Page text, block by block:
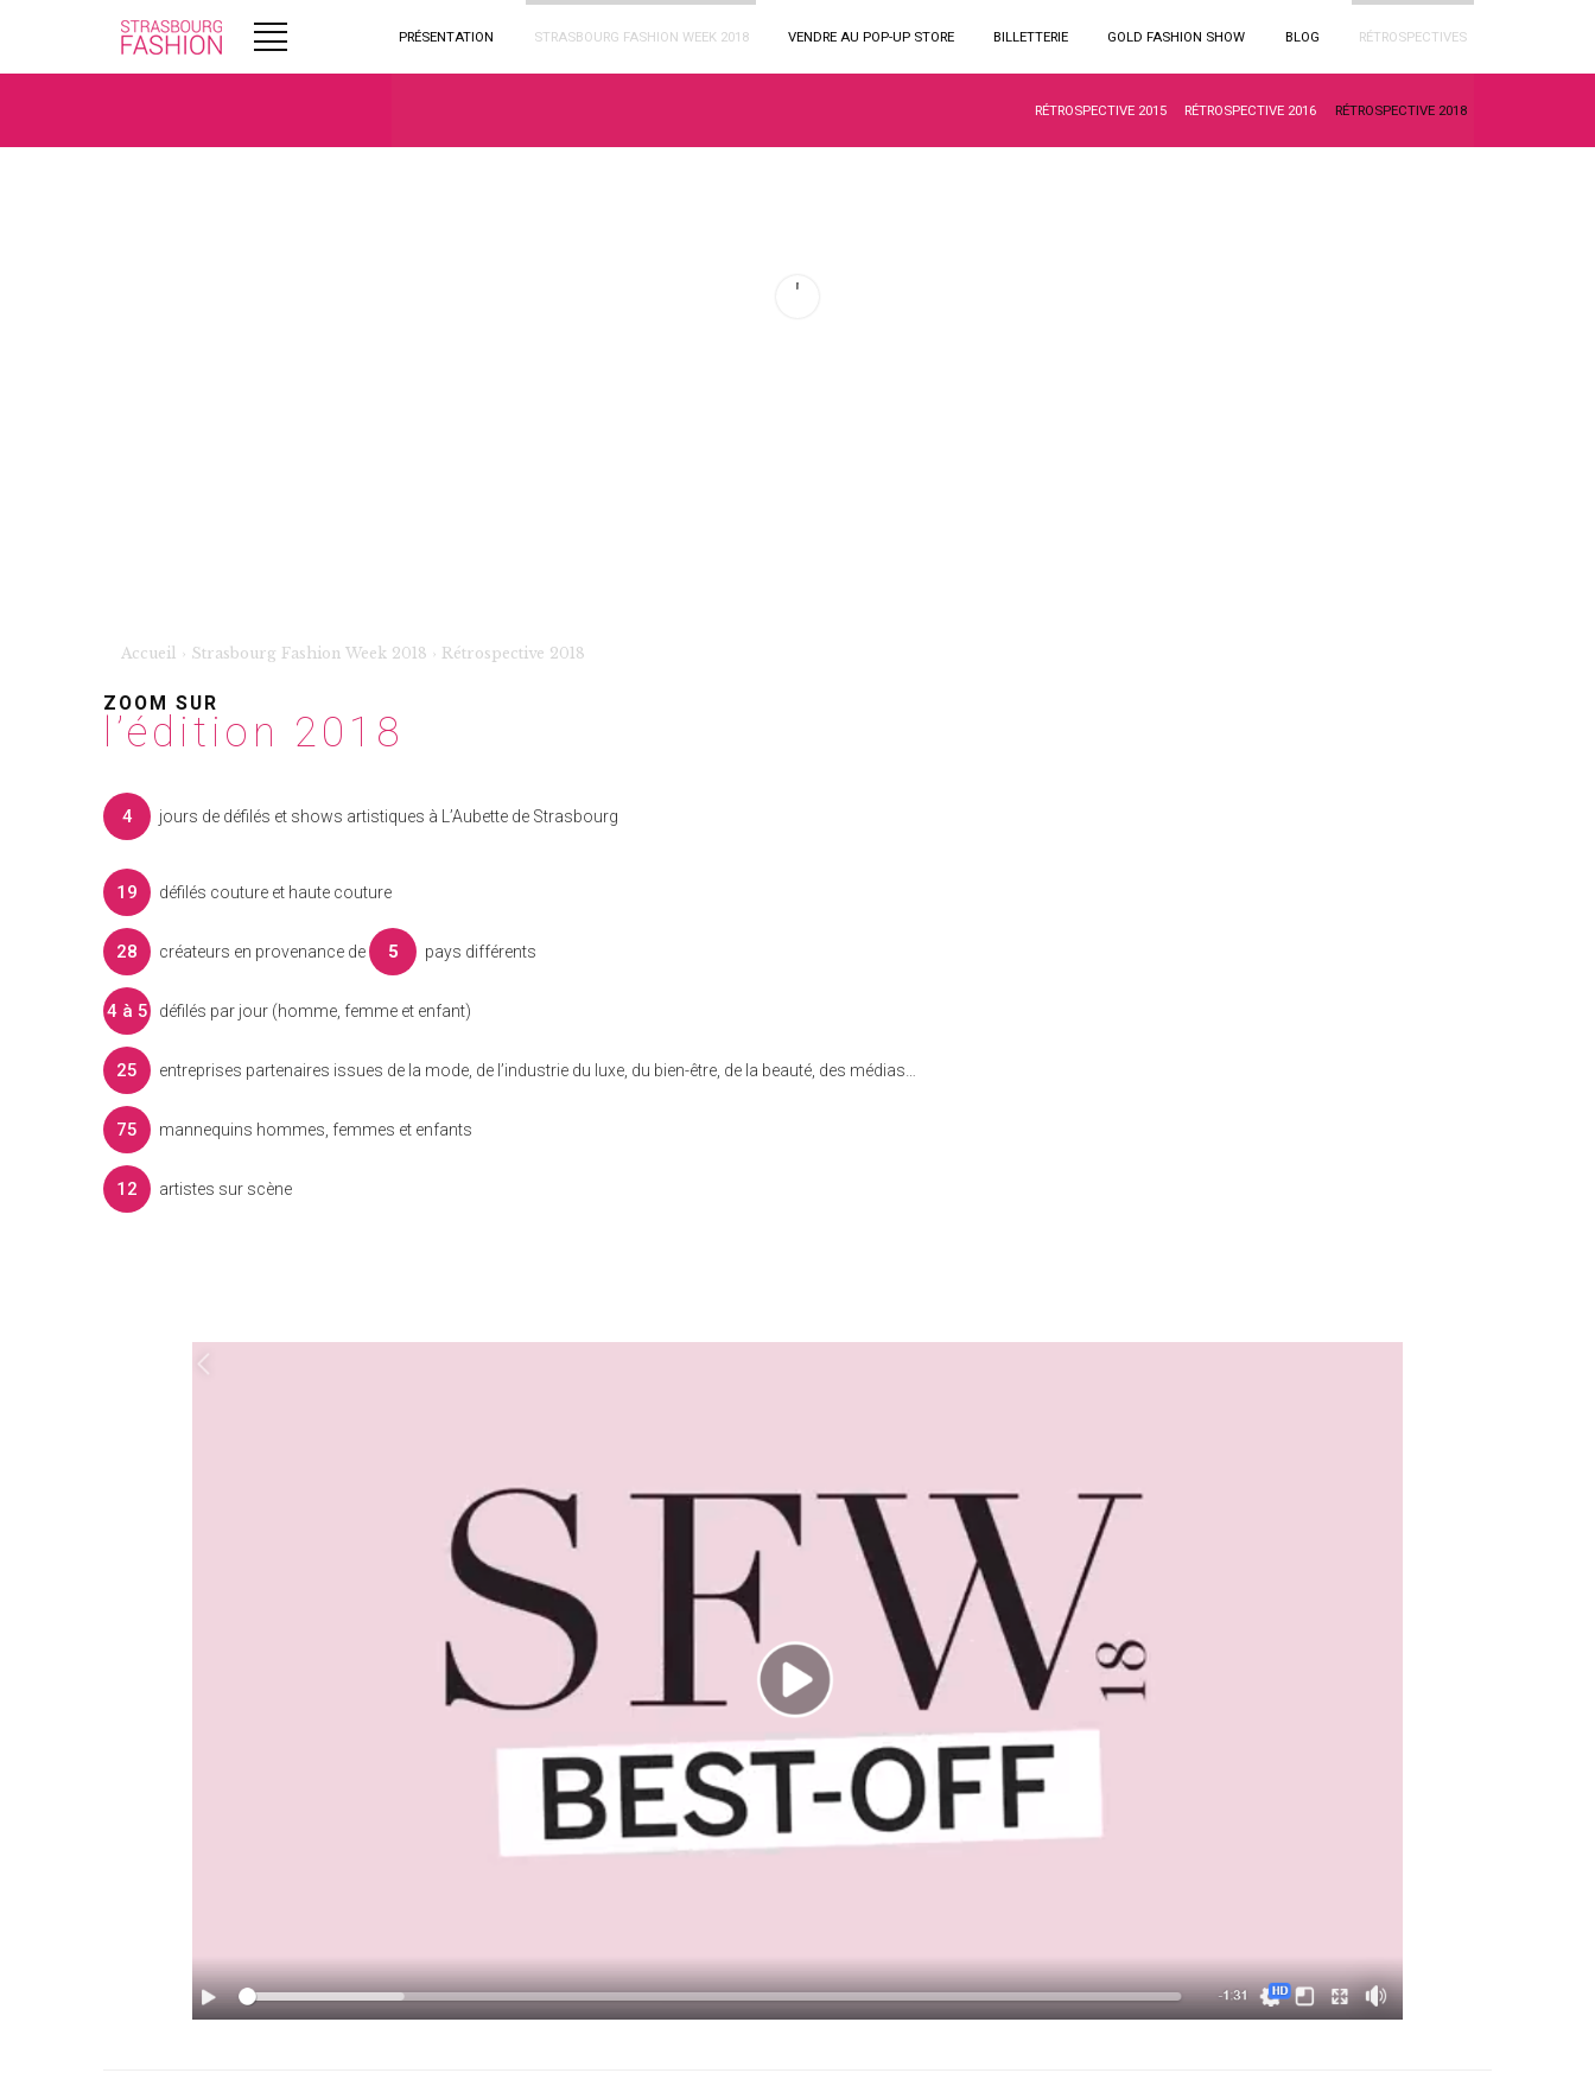
PRÉSENTATION STRASBOURG FASHION WEEK 2018 VENDRE AU POP-UP STORE BILLETTERIE GOLD FASHION SHOW BLOG RÉTROSPECTIVES
RÉTROSPECTIVE 2015 RÉTROSPECTIVE 2016 RÉTROSPECTIVE 2018
Accueil › Strasbourg Fashion Week 2018 › Rétrospective 2018
ZOOM SUR
l’édition 2018
4 jours de défilés et shows artistiques à L’Aubette de Strasbourg
19 défilés couture et haute couture
28 créateurs en provenance de 5 pays différents
4 à 5 défilés par jour (homme, femme et enfant)
25 entreprises partenaires issues de la mode, de l’industrie du luxe, du bien-être, de la beauté, des médias…
75 mannequins hommes, femmes et enfants
12 artistes sur scène